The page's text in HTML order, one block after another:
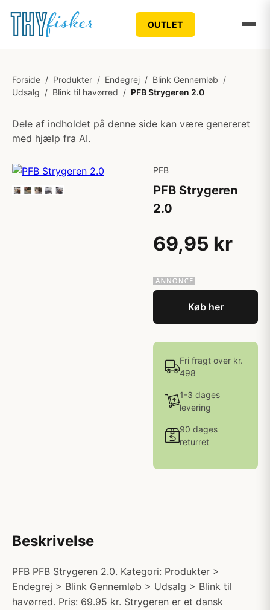
OUTLET
Forside / Produkter / Endegrej / Blink Gennemløb /
Udsalg / Blink til havørred / PFB Strygeren 2.0
Dele af indholdet på denne side kan være genereret
med hjælp fra AI.
PFB
PFB Strygeren
2.0
69,95 kr
Køb her
Fri fragt over kr.
498
1-3 dages
levering
90 dages
returret
Beskrivelse
PFB PFB Strygeren 2.0. Kategori: Produkter >
Endegrej > Blink Gennemløb > Udsalg > Blink til
havørred. Pris: 69.95 kr. Strygeren er et dansk